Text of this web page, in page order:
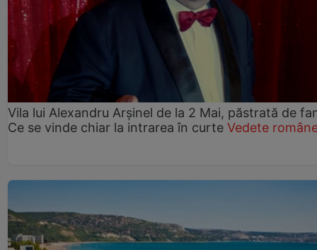
Vila lui Alexandru Arșinel de la 2 Mai, păstrată de
Ce se vinde chiar la intrarea în curte Vedete